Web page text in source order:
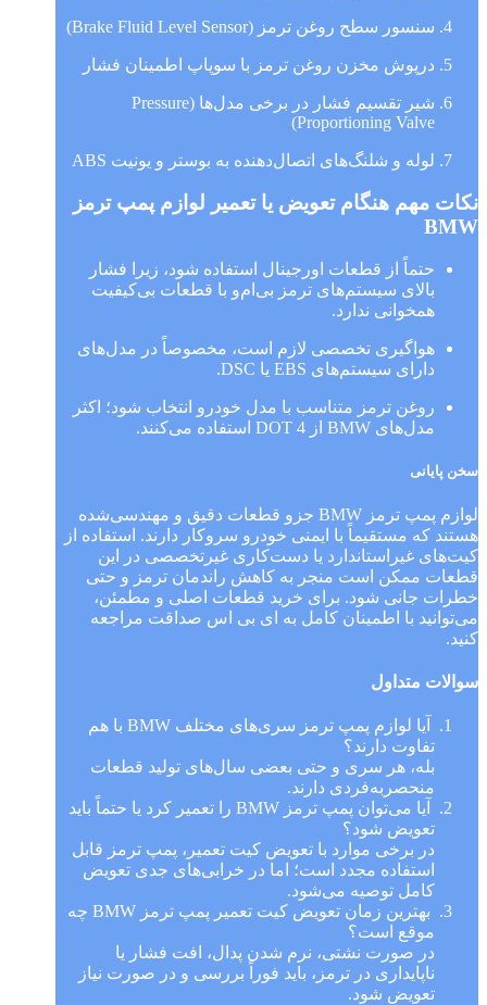
سنسور سطح روغن ترمز (Brake Fluid Level Sensor)
درپوش مخزن روغن ترمز با سوپاپ اطمینان فشار
شیر تقسیم فشار در برخی مدل‌ها (Pressure
Proportioning Valve)
لوله و شلنگ‌های اتصال‌دهنده به بوستر و یونیت ABS
نکات مهم هنگام تعویض یا تعمیر لوازم پمپ ترمز
BMW
حتماً از قطعات اورجینال استفاده شود، زیرا فشار
بالای سیستم‌های ترمز بی‌ام‌و با قطعات بی‌کیفیت
همخوانی ندارد.
هواگیری تخصصی لازم است، مخصوصاً در مدل‌های
دارای سیستم‌های EBS یا DSC.
روغن ترمز متناسب با مدل خودرو انتخاب شود؛ اکثر
مدل‌های BMW از DOT 4 استفاده می‌کنند.
سخن پایانی
لوازم پمپ ترمز BMW جزو قطعات دقیق و مهندسی‌شده
هستند که مستقیماً با ایمنی خودرو سروکار دارند. استفاده از
کیت‌های غیراستاندارد یا دست‌کاری غیرتخصصی در این
قطعات ممکن است منجر به کاهش راندمان ترمز و حتی
خطرات جانی شود. برای خرید قطعات اصلی و مطمئن،
می‌توانید با اطمینان کامل به ای بی اس صداقت مراجعه
کنید.
سوالات متداول
آیا لوازم پمپ ترمز سری‌های مختلف BMW با هم
تفاوت دارند؟
بله، هر سری و حتی بعضی سال‌های تولید قطعات
منحصربه‌فردی دارند.
آیا می‌توان پمپ ترمز BMW را تعمیر کرد یا حتماً باید
تعویض شود؟
در برخی موارد با تعویض کیت تعمیر، پمپ ترمز قابل
استفاده مجدد است؛ اما در خرابی‌های جدی تعویض
کامل توصیه می‌شود.
بهترین زمان تعویض کیت تعمیر پمپ ترمز BMW چه
موقع است؟
در صورت نشتی، نرم شدن پدال، افت فشار یا
ناپایداری در ترمز، باید فوراً بررسی و در صورت نیاز
تعویض شود.